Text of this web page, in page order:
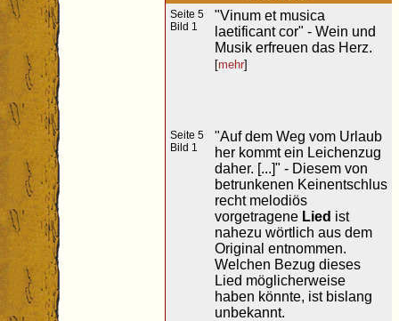
Seite 5
Bild 1
"Vinum et musica
laetificant cor" - Wein und
Musik erfreuen das Herz.
[mehr]
Seite 5
Bild 1
"Auf dem Weg vom Urlaub
her kommt ein Leichenzug
daher. [...]" - Diesem von
betrunkenen Keinentschlus
recht melodiös
vorgetragene Lied ist
nahezu wörtlich aus dem
Original entnommen.
Welchen Bezug dieses
Lied möglicherweise
haben könnte, ist bislang
unbekannt.